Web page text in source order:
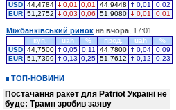
USD 44,4784 0,01 0,01 44,9448 0,01
0,02
EUR 51,2752 0,03 0,06 51,9080 0,01 0,01
Міжбанківський ринок на вчора , 17:01
куп. uah % прод. uah
%
USD 44,7500 0,05 0,11 44,7800 0,04
0,09
EUR 51,7399 0,13 0,25 51,7612 0,12 0,23
ТОП-НОВИНИ
Постачання ракет для Patriot Україні не
буде: Трамп зробив заяву